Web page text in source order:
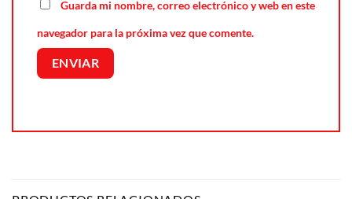
Guarda mi nombre, correo electrónico y web en este
navegador para la próxima vez que comente.